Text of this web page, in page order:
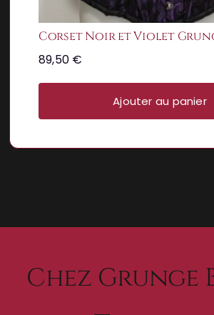
Corset Noir et Violet
89,50 €
Ajouter au panier
Chez Grunge